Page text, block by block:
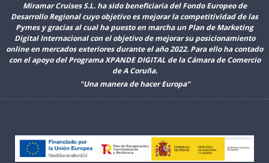
Miramar Cruises S.L. ha sido beneficiaria del Fondo Europeo de
Desarrollo Regional cuyo objetivo es mejorar la competitividad de las
Pymes y gracias al cual ha puesto en marcha un Plan de Marketing
Digital Internacional con el objetivo de mejorar su posicionamiento
online en mercados exteriores durante el año 2022. Para ello ha contado
con el apoyo del Programa XPANDE DIGITAL de la Cámara de Comercio
de A Coruña.
"Una manera de hacer Europa”